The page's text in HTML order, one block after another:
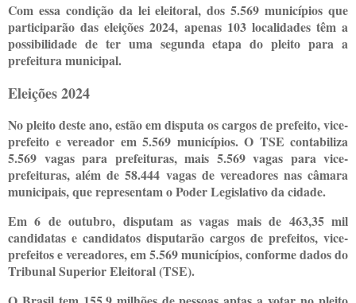
Com essa condição da lei eleitoral, dos 5.569 municípios que
participarão das eleições 2024, apenas 103 localidades têm a
possibilidade de ter uma segunda etapa do pleito para a
prefeitura municipal.
Eleições 2024
No pleito deste ano, estão em disputa os cargos de prefeito, vice-
prefeito e vereador em 5.569 municípios. O TSE contabiliza
5.569 vagas para prefeituras, mais 5.569 vagas para vice-
prefeituras, além de 58.444 vagas de vereadores nas câmara
municipais, que representam o Poder Legislativo da cidade.
Em 6 de outubro, disputam as vagas mais de 463,35 mil
candidatas e candidatos disputarão cargos de prefeitos, vice-
prefeitos e vereadores, em 5.569 municípios, conforme dados do
Tribunal Superior Eleitoral (TSE).